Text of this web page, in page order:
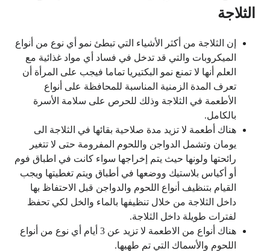
الثلاجة
إن الثلاجة من أكثر الأشياء التي تبطئ نمو أي نوع من أنواع
الميكروبات والتي قد تدخل في فساد أي مواد غذائية مع
العلم أنها لا تمنع نمو البكتيريا تماما فيجب على المرأة أن
تعرف المدة الزمنية المناسبة للمحافظة على أنواع
الأطعمة في الثلاجة وذلك للحرص على سلامة الأسرة
بالكامل.
هناك أطعمة لا تزيد مدة صلاحية بقائها في الثلاجة الى
يومان وتشمل الدواجن واللحوم المفرومة حتى لا تتغير
رائحتها ولونها حيث يتم إخراجها سواء كانت في اطباق فوم
أو أكياس بلاستيك ووضعها في أطباق ويتم تغطيتها ويجب
القيام بتنظيف أنواع اللحوم والدواجن قبل الاحتفاظ بها
داخل الثلاجة من خلال تنظيفها بالماء والخل لكي تحفظ
لفترات طويلة داخل الثلاجة.
هناك أنواع من الاطعمة لا تزيد عن 3 أيام أي نوع من أنواع
اللحوم والأسماك التي تم طهيها.